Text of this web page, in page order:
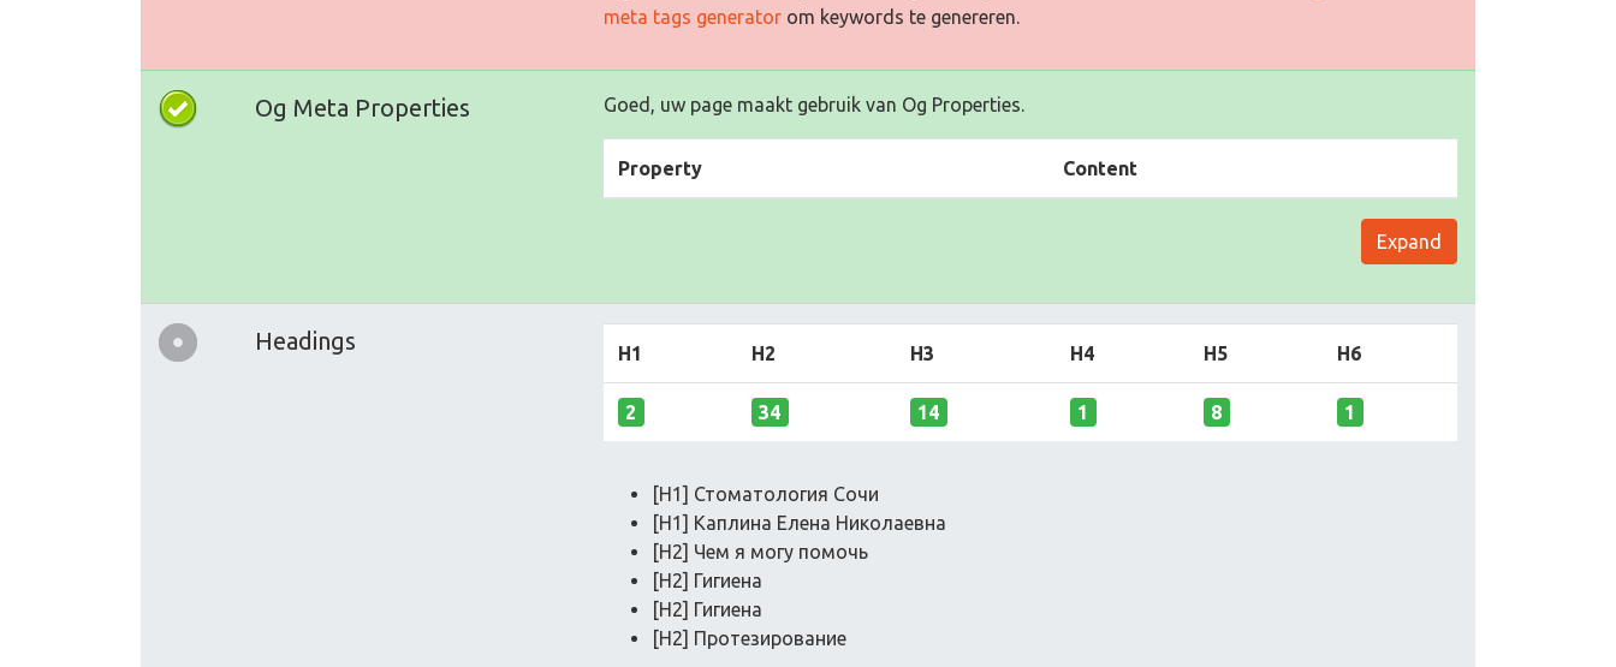
meta tags generator om keywords te genereren.
Og Meta Properties Goed, uw page maakt gebruik van Og Properties.
Property Content
Expand
Headings H1 H2 H3 H4 H5 H6
2 34 14 1 8 1
[H1] Стоматология Сочи
[H1] Каплина Елена Николаевна
[H2] Чем я могу помочь
[H2] Гигиена
[H2] Гигиена
[H2] Протезирование